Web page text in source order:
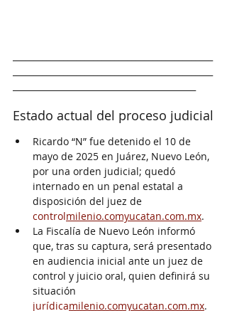
Estado actual del proceso judicial
Ricardo “N” fue detenido el 10 de
mayo de 2025 en Juárez, Nuevo León,
por una orden judicial; quedó
internado en un penal estatal a
disposición del juez de
controlmilenio.comyucatan.com.mx.
La Fiscalía de Nuevo León informó
que, tras su captura, será presentado
en audiencia inicial ante un juez de
control y juicio oral, quien definirá su
situación
jurídicamilenio.comyucatan.com.mx.